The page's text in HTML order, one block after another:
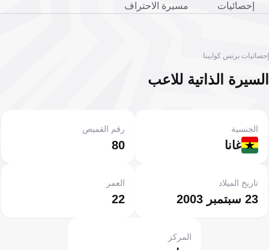
إحصائيات مسيرة الاحتراف
إحصائيات برنس كوابينا
السيرة الذاتية للاعب
غانا
الجنسية
80
رقم القميص
23 سبتمبر 2003
تاريخ الميلاد
22
العمر
المركز